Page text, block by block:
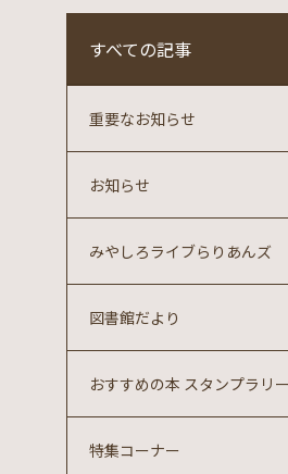
すべての記事
重要なお知らせ
お知らせ
みやしろライブらりあんズ
図書館だより
おすすめの本 スタンプラリー
特集コーナー